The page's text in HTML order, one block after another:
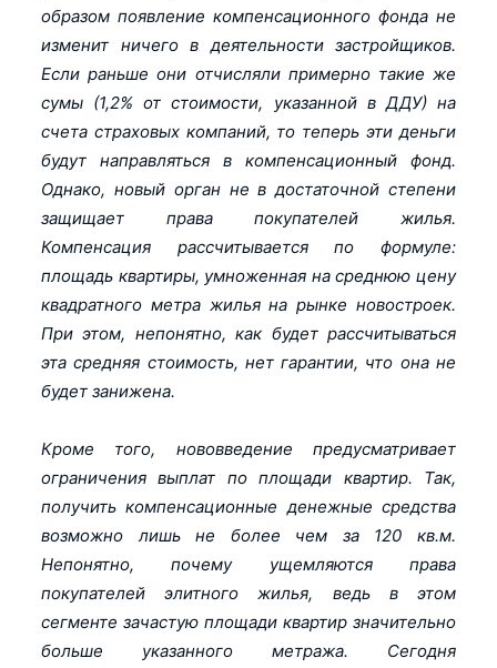
образом появление компенсационного фонда не
изменит ничего в деятельности застройщиков.
Если раньше они отчисляли примерно такие же
сумы (1,2% от стоимости, указанной в ДДУ) на
счета страховых компаний, то теперь эти деньги
будут направляться в компенсационный фонд.
Однако, новый орган не в достаточной степени
защищает права покупателей жилья.
Компенсация рассчитывается по формуле:
площадь квартиры, умноженная на среднюю цену
квадратного метра жилья на рынке новостроек.
При этом, непонятно, как будет рассчитываться
эта средняя стоимость, нет гарантии, что она не
будет занижена.
Кроме того, нововведение предусматривает
ограничения выплат по площади квартир. Так,
получить компенсационные денежные средства
возможно лишь не более чем за 120 кв.м.
Непонятно, почему ущемляются права
покупателей элитного жилья, ведь в этом
сегменте зачастую площади квартир значительно
больше указанного метража. Сегодня